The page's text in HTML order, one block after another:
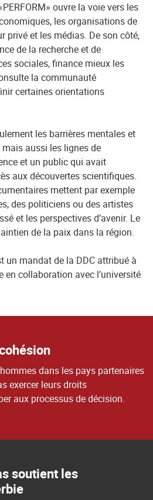
ouvre la voie vers les
les organisations de
privé et les médias. De son côté,
de la recherche et de
sociales, finance mieux les
la communauté
certaines orientations
les barrières mentales et
aussi les lignes de
et un public qui avait
aux découvertes scientifiques.
mettent par exemple
des politiciens ou des artistes
et les perspectives d’avenir. Le
de la paix dans la région.
un mandat de la DDC attribué à
collaboration avec l’université
dans les pays partenaires
exercer leurs droits
aux processus de décision.
soutient les